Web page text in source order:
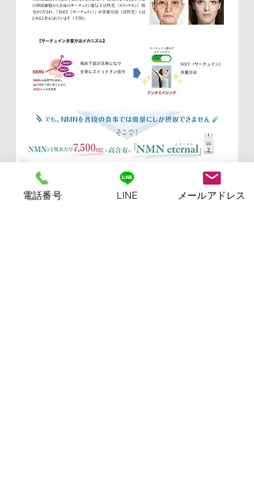
電話番号 LINE メールアドレス